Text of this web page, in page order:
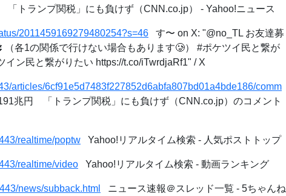
トランプ関税」にも負けず（CNN.co.jp） - Yahoo!ニュース
2011459169279480254?s=46 す〜 on X: "@no_TL お友達募
各1の関係で行けない場合もあります🥲） #ポケツイ民と繋が
ン民と繋がりたい https://t.co/iTwrdjaRf1" / X
articles/6cf91e5d7483f227852d6abfa807bd01a4bde186/comm
兆円 「トランプ関税」にも負けず（CNN.co.jp）のコメント
realtime/poptw Yahoo!リアルタイム検索 - 人気ポストトップ
realtime/video Yahoo!リアルタイム検索 - 動画ランキング
news/subback.html
ニュース速報＠スレッド一覧 - 5ちゃんね